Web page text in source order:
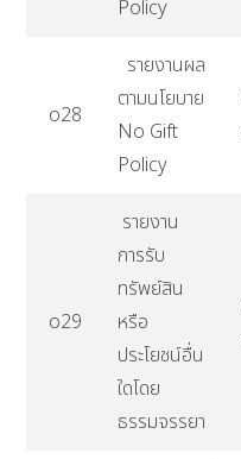
Policy
o28
รายงานผล
ตามนโยบาย
No Gift
Policy
o29
รายงาน
การรับ
ทรัพย์สิน
หรือ
ประโยชน์อื่น
ใดโดย
ธรรมจรรยา